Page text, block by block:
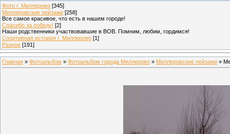
Фото г. Миллерово [345]
Миллеровские пейзажи [258]
Все самое красивое, что есть в нашем городе!
Спасибо за победу! [2]
Наши родственники участвовавшие в ВОВ. Помним, любим, гордимся!
Спортивная история г. Миллерово [1]
Разное [191]
Главная » Фотоальбом » Фотоальбом города Миллерово » Миллеровские пейзажи »